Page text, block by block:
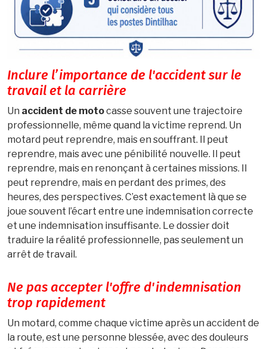
Inclure l’importance de l'accident sur le
travail et la carrière
Un accident de motocasse souvent une trajectoire
professionnelle, même quand la victime reprend. Un
motard peut reprendre, mais en souffrant. Il peut
reprendre, mais avec une pénibilité nouvelle. Il peut
reprendre, mais en renonçant à certaines missions. Il
peut reprendre, mais en perdant des primes, des
heures, des perspectives. C’est exactement là que se
joue souvent l’écart entre une indemnisation correcte
et une indemnisation insuffisante. Le dossier doit
traduire la réalité professionnelle, pas seulement un
arrêt de travail.
Ne pas accepter l'offre d'indemnisation
trop rapidement
Un motard, comme chaque victime après un accident de
la route, est une personne blessée, avec des douleurs